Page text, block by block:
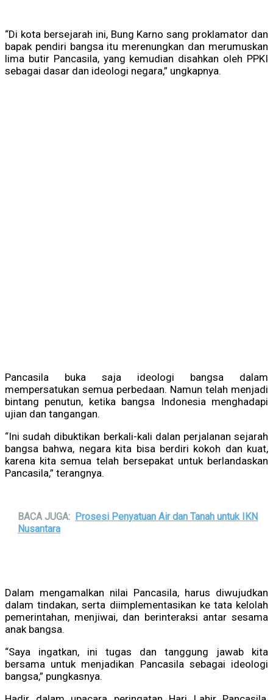
“Di kota bersejarah ini, Bung Karno sang proklamator dan
bapak pendiri bangsa itu merenungkan dan merumuskan
lima butir Pancasila, yang kemudian disahkan oleh PPKI
sebagai dasar dan ideologi negara,” ungkapnya.
Pancasila buka saja ideologi bangsa dalam
mempersatukan semua perbedaan. Namun telah menjadi
bintang penutun, ketika bangsa Indonesia menghadapi
ujian dan tangangan.
“Ini sudah dibuktikan berkali-kali dalan perjalanan sejarah
bangsa bahwa, negara kita bisa berdiri kokoh dan kuat,
karena kita semua telah bersepakat untuk berlandaskan
Pancasila,” terangnya.
BACA JUGA: Prosesi Penyatuan Air dan Tanah untuk IKN
Nusantara
Dalam mengamalkan nilai Pancasila, harus diwujudkan
dalam tindakan, serta diimplementasikan ke tata kelolah
pemerintahan, menjiwai, dan berinteraksi antar sesama
anak bangsa.
“Saya ingatkan, ini tugas dan tanggung jawab kita
bersama untuk menjadikan Pancasila sebagai ideologi
bangsa,” pungkasnya.